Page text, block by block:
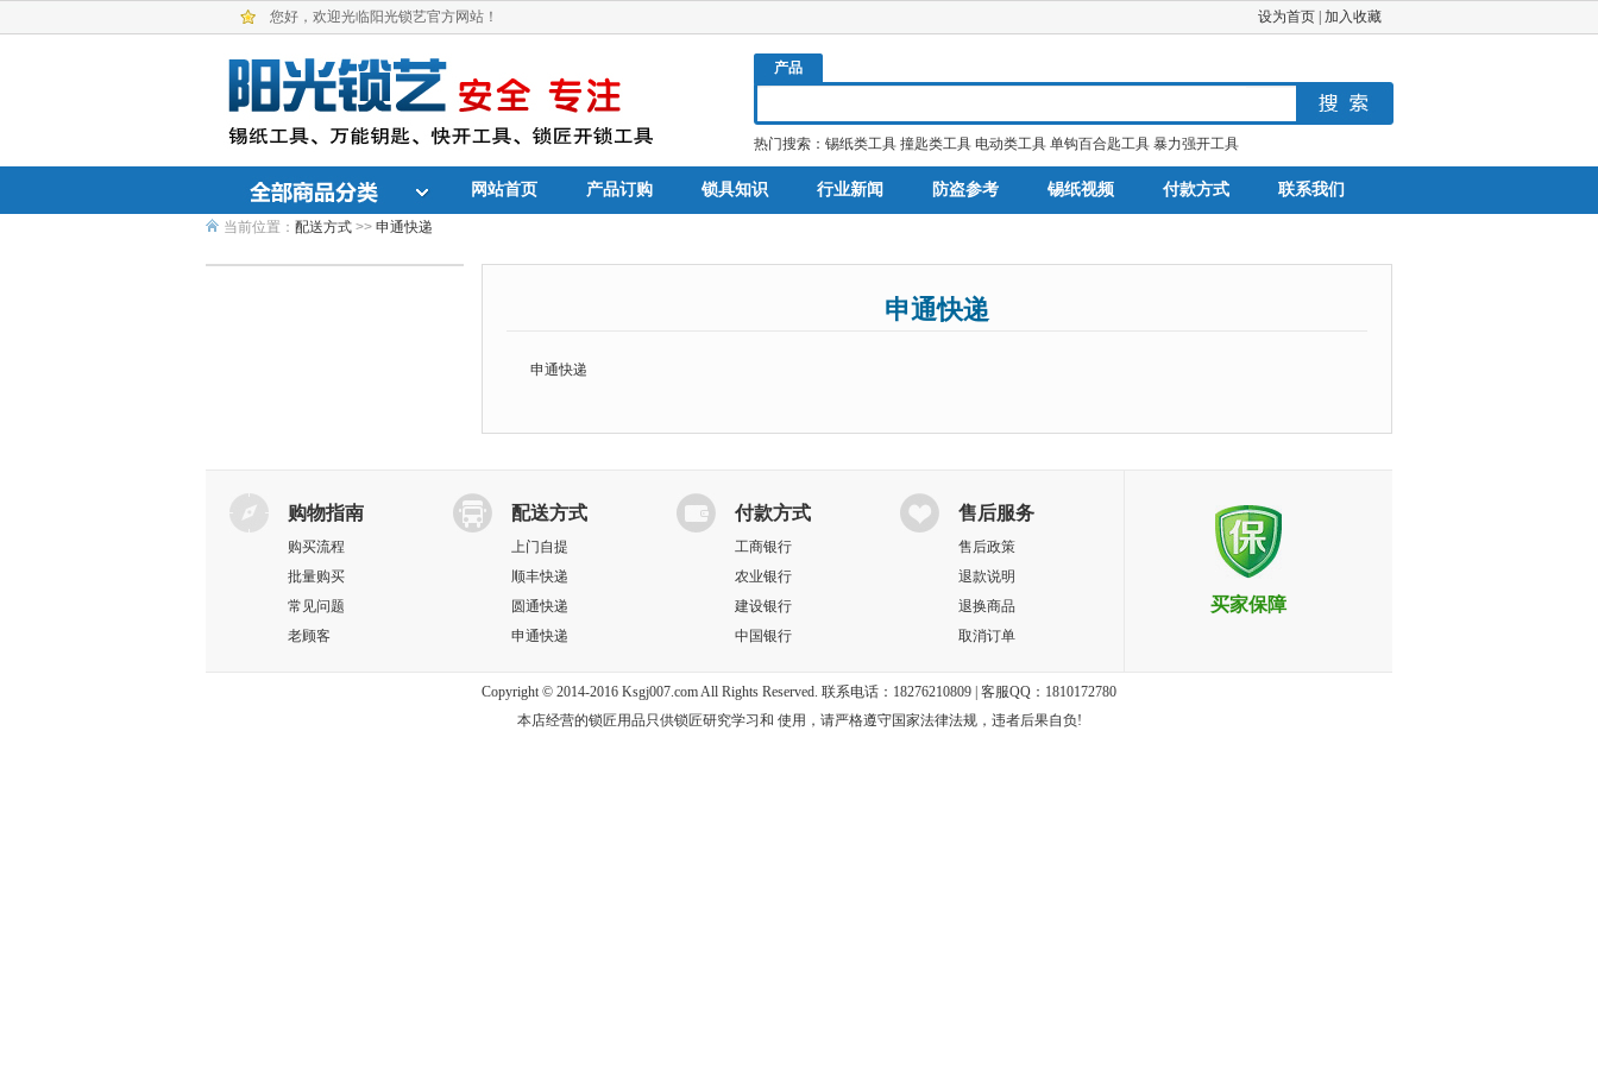
您好，欢迎光临阳光锁艺官方网站！ 设为首页 加入收藏
产品
热门搜索： 锡纸类工具 撞匙类工具 电动类工具 单钩百合匙工具 暴力强开工具
网站首页 产品订购 锁具知识 行业新闻 防盗参考 锡纸视频 付款方式 联系我们
当前位置： 配送方式 >> 申通快递
申通快递
申通快递
购物指南
购买流程
批量购买
常见问题
老顾客
配送方式
上门自提
顺丰快递
圆通快递
申通快递
付款方式
工商银行
农业银行
建设银行
中国银行
售后服务
售后政策
退款说明
退换商品
取消订单
买家保障
Copyright © 2014-2016 Ksgj007.com All Rights Reserved. 联系电话：18276210809 | 客服QQ：1810172780
本店经营的锁匠用品只供锁匠研究学习和 使用，请严格遵守国家法律法规，违者后果自负!